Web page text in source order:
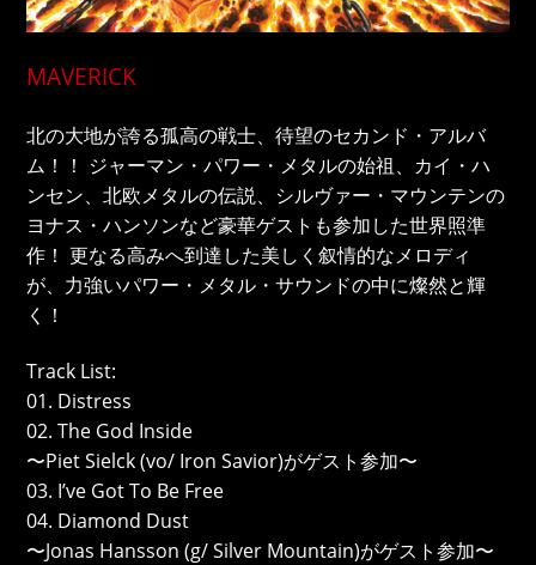
MAVERICK
北の大地が誇る孤高の戦士、待望のセカンド・アルバ
ム！！ ジャーマン・パワー・メタルの始祖、カイ・ハ
ンセン、北欧メタルの伝説、シルヴァー・マウンテンの
ヨナス・ハンソンなど豪華ゲストも参加した世界照準
作！ 更なる高みへ到達した美しく叙情的なメロディ
が、力強いパワー・メタル・サウンドの中に燦然と輝
く！
Track List:
01. Distress
02. The God Inside
〜Piet Sielck (vo/ Iron Savior)がゲスト参加〜
03. I’ve Got To Be Free
04. Diamond Dust
〜Jonas Hansson (g/ Silver Mountain)がゲスト参加〜